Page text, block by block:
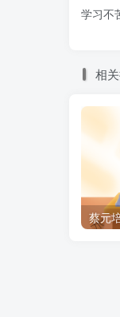
学习不
相
蔡元